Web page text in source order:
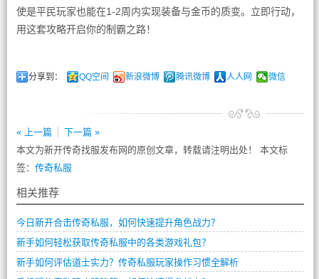
使是平民玩家也能在1-2周内实现装备与金币的质变。立即行动，
用这套攻略开启你的制霸之路！
分享到： QQ空间 新浪微博 腾讯微博 人人网 微信
« 上一篇
下一篇 »
本文为新开传奇找服发布网的原创文章，转载请注明出处！ 本文标
签： 传奇私服
相关推荐
今日新开合击传奇私服，如何快速提升角色战力？
新手如何轻松获取传奇私服中的各类游戏礼包？
新手如何评估道士实力？传奇私服玩家操作习惯全解析